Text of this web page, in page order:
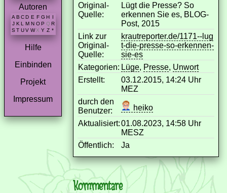
Autoren
A B C D E F G H
J K L M N O P Q R
S T U V W X Y Z *
Hilfe
Einbinden
Projekt
Impressum
Original-
Quelle:
Lügt die Presse? So
erkennen Sie es, BLOG-
Post, 2015
Link zur
Original-
Quelle:
krautreporter.de/1171--lug
t-die-presse-so-erkennen-
sie-es
Kategorien: Lüge, Presse, Unwort
Erstellt:
03.12.2015, 14:24 Uhr
MEZ
durch den
Benutzer:
heiko
Aktualisiert:01.08.2023, 14:58 Uhr
MESZ
Öffentlich:
Ja
Kommentare